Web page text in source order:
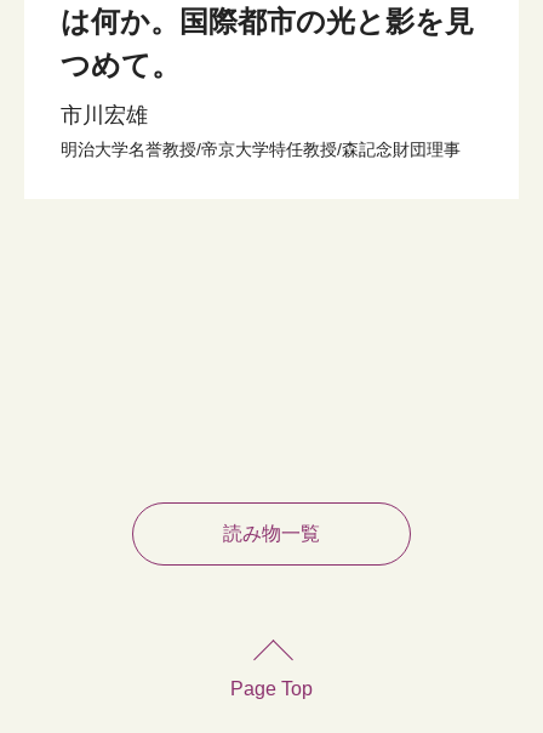
は何か。国際都市の光と影を見
つめて。
市川宏雄
明治大学名誉教授/帝京大学特任教授/森記念財団理事
読み物一覧
Page Top